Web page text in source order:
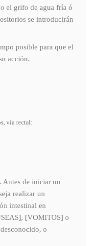
el grifo de agua fría ó
se introducirán
posible para que el
acción.
vía rectal:
Antes de iniciar un
realizar un
intestinal en
[VOMITOS] o
o